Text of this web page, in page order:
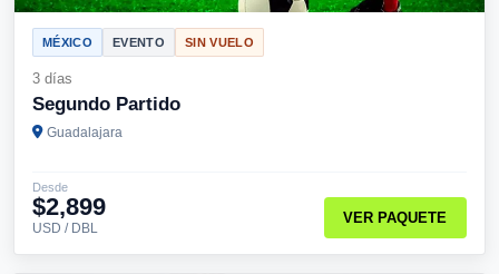
MÉXICO EVENTO SIN VUELO
3 días
Segundo Partido
Guadalajara
Desde
$2,899
USD / DBL
VER PAQUETE